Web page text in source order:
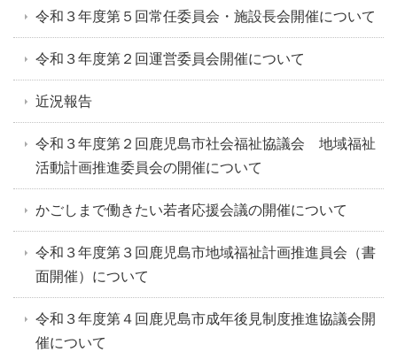
令和３年度第５回常任委員会・施設長会開催について
令和３年度第２回運営委員会開催について
近況報告
令和３年度第２回鹿児島市社会福祉協議会 地域福祉
活動計画推進委員会の開催について
かごしまで働きたい若者応援会議の開催について
令和３年度第３回鹿児島市地域福祉計画推進員会（書
面開催）について
令和３年度第４回鹿児島市成年後見制度推進協議会開
催について